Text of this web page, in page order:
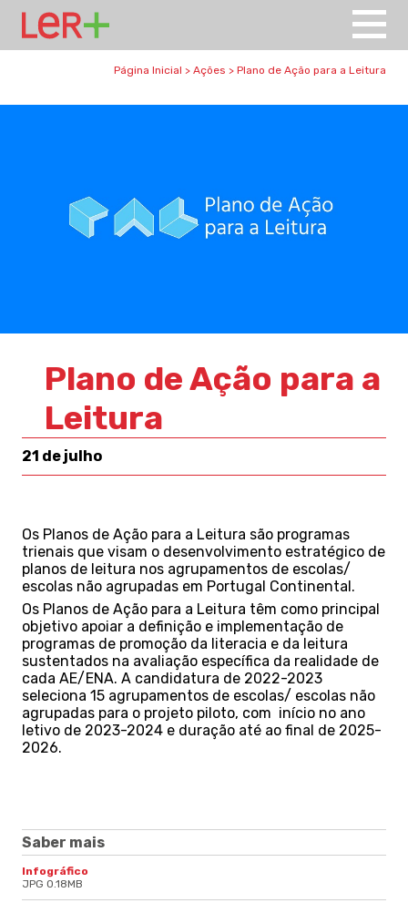
Página Inicial > Ações > Plano de Ação para a Leitura
Plano de Ação para a
Leitura
21 de julho
Os Planos de Ação para a Leitura são programas
trienais que visam o desenvolvimento estratégico de
planos de leitura nos agrupamentos de escolas/
escolas não agrupadas em Portugal Continental.
Os Planos de Ação para a Leitura têm como principal
objetivo apoiar a definição e implementação de
programas de promoção da literacia e da leitura
sustentados na avaliação específica da realidade de
cada AE/ENA. A candidatura de 2022-2023
seleciona 15 agrupamentos de escolas/ escolas não
agrupadas para o projeto piloto, com início no ano
letivo de 2023-2024 e duração até ao final de 2025-
2026.
Saber mais
Infográfico
JPG 0.18MB